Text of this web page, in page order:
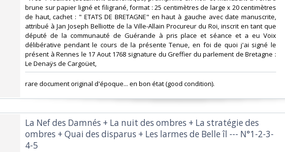
brune sur papier ligné et filigrané, format : 25 centimètres de large x 20 centimètres
de haut, cachet : " ETATS DE BRETAGNE" en haut à gauche avec date manuscrite,
attribué à Jan Joseph Belliotte de la Ville-Allain Procureur du Roi, inscrit en tant que
député de la communauté de Guérande à pris place et séance et a eu Voix
délibérative pendant le cours de la présente Tenue, en foi de quoi j'ai signé le
présent à Rennes le 17 Aout 1768 signature du Greffier du parlement de Bretagne :
Le Denaÿs de Cargoüet,‎
‎rare document original d'époque... en bon état (good condition). ‎
‎La Nef des Damnés + La nuit des ombres + La stratégie des
ombres + Quai des disparus + Les larmes de Belle îl --- N°1-2-3-
4-5‎